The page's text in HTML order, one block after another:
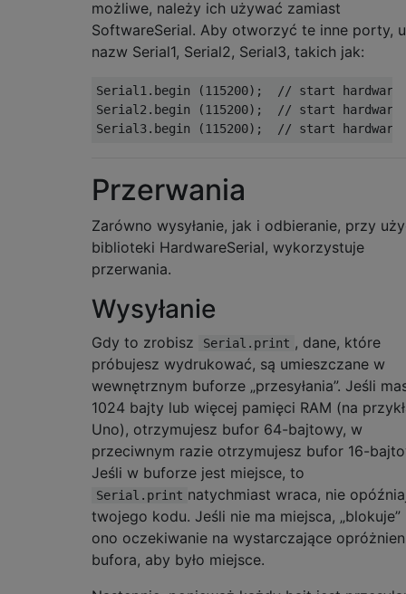
możliwe, należy ich używać zamiast
SoftwareSerial. Aby otworzyć te inne porty,
nazw Serial1, Serial2, Serial3, takich jak:
Serial1 . begin (115200);
// start hardware
Serial2 . begin (115200);
// start hardware
Serial3. begin (115200); // start hardware
Przerwania
Zarówno wysyłanie, jak i odbieranie, przy
biblioteki HardwareSerial, wykorzystuje
przerwania.
Wysyłanie
Gdy to zrobisz Serial.print , dane, które
próbujesz wydrukować, są umieszczane w
wewnętrznym buforze „przesyłania”. Jeśli
1024 bajty lub więcej pamięci RAM (na
Uno), otrzymujesz bufor 64-bajtowy, w
przeciwnym razie otrzymujesz bufor 16-
Jeśli w buforze jest miejsce, to
Serial.print natychmiast wraca, nie
twojego kodu. Jeśli nie ma miejsca, „blokuje”
ono oczekiwanie na wystarczające
bufora, aby było miejsce.